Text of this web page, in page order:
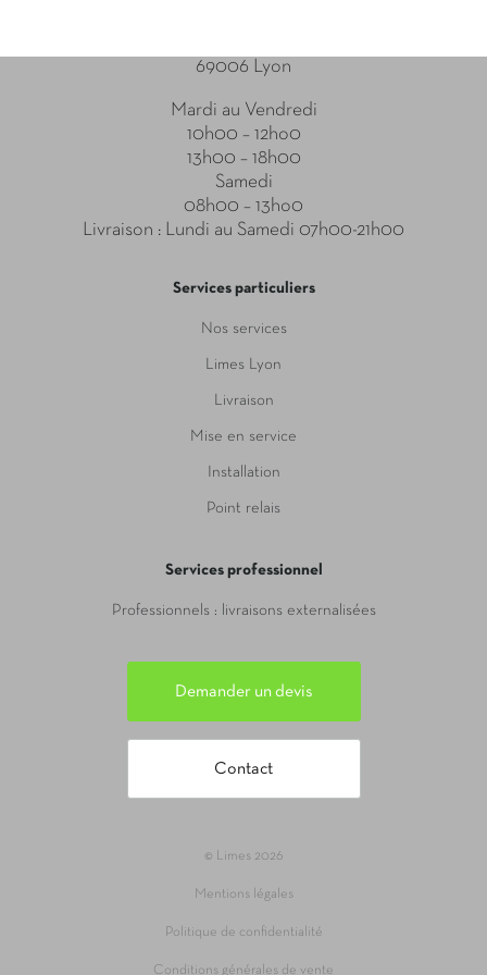
69006 Lyon
Mardi au Vendredi
10h00 – 12ho0
13h00 – 18h00
Samedi
08h00 – 13ho0
Livraison : Lundi au Samedi 07h00-21h00
Services particuliers
Nos services
Limes Lyon
Livraison
Mise en service
Installation
Point relais
Services professionnel
Professionnels : livraisons externalisées
Demander un devis
Contact
© Limes 2026
Mentions légales
Politique de confidentialité
Conditions générales de vente